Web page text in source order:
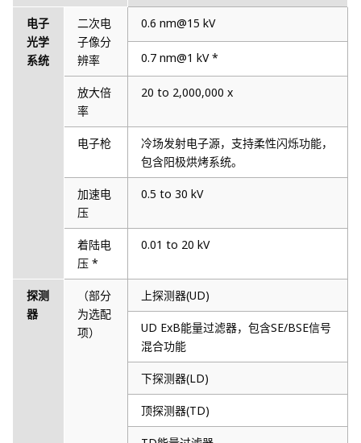
电子
光学
系统
二次电
子像分
辨率
0.6 nm@15 kV
0.7 nm@1 kV *
放大倍
率
20 to 2,000,000 x
电子枪
冷场发射电子源，支持柔性闪烁功能，
包含阳极烘烤系统。
加速电
压
0.5 to 30 kV
着陆电
压 *
0.01 to 20 kV
探测
器
（部分
为选配
项）
上探测器(UD)
UD ExB能量过滤器，包含SE/BSE信号
混合功能
下探测器(LD)
顶探测器(TD)